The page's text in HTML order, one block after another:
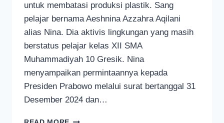
untuk membatasi produksi plastik. Sang
pelajar bernama Aeshnina Azzahra Aqilani
alias Nina. Dia aktivis lingkungan yang masih
berstatus pelajar kelas XII SMA
Muhammadiyah 10 Gresik. Nina
menyampaikan permintaannya kepada
Presiden Prabowo melalui surat bertanggal 31
Desember 2024 dan…
SISWA